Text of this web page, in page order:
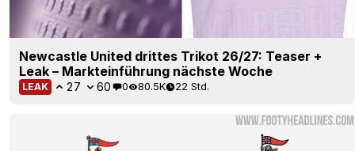
Newcastle United drittes Trikot 26/27: Teaser +
Leak – Markteinführung nächste Woche
LEAK 27 60 0 80.5K 22 Std.